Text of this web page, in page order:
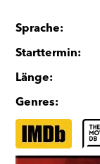
Sprache:
Starttermin:
Länge:
Genres: